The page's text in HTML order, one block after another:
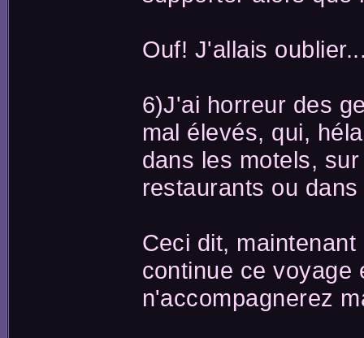
Ouf! J'allais
6)J'ai horreur des
mal élevés, qui,
dans les motels,
restaurants ou
Ceci dit,
continue ce voyage
n'accompagnerez